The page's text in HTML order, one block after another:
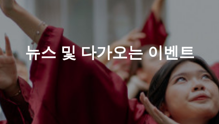
뉴스 및 다가오는 이벤트